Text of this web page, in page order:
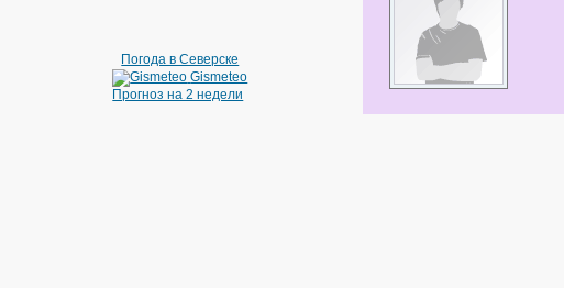
Погода в Северске
Gismeteo
Прогноз на 2 недели